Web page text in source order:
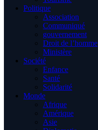
Politique
Association
Communiqué
gouvernement
Droit de l’homme
Ministère
Société
Enfance
Santé
Solidarité
Monde
Afrique
Amérique
Asie